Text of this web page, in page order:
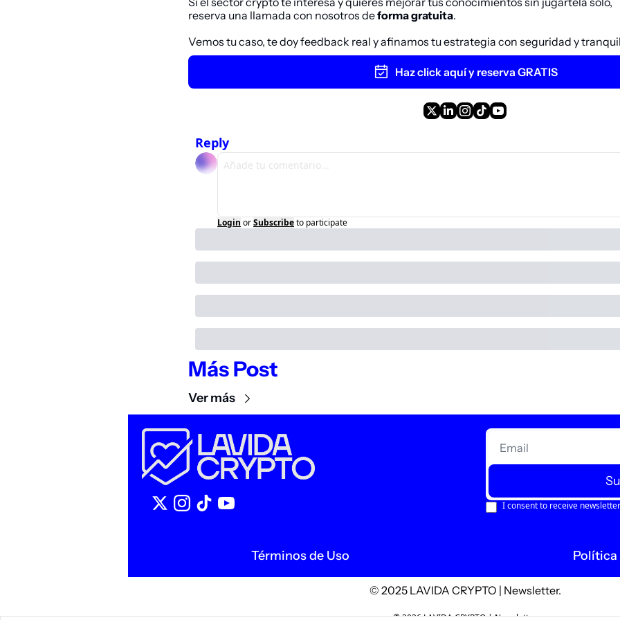
reserva una llamada con nosotros de forma gratuita.
Vemos tu caso, te doy feedback real y afinamos tu estrategia con seguridad y
Haz click aquí y reserva GRATIS
Reply
Login orSubscribeto participate
Más Post
Ver más
I consent to receive
Términos de Uso Política
© 2025 LAVIDA CRYPTO | Newsletter.
© 2026 LAVIDA CRYPTO | Newsletter.